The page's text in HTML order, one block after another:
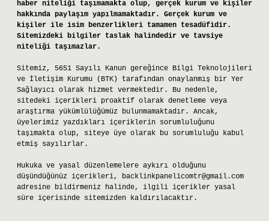
haber niteliği taşımamakta olup, gerçek kurum ve kişiler
hakkında paylaşım yapılmamaktadır. Gerçek kurum ve
kişiler ile isim benzerlikleri tamamen tesadüfidir.
Sitemizdeki bilgiler taslak halindedir ve tavsiye
niteliği taşımazlar.
Sitemiz, 5651 Sayılı Kanun gereğince Bilgi Teknolojileri
ve İletişim Kurumu (BTK) tarafından onaylanmış bir Yer
Sağlayıcı olarak hizmet vermektedir. Bu nedenle,
sitedeki içerikleri proaktif olarak denetleme veya
araştırma yükümlülüğümüz bulunmamaktadır. Ancak,
üyelerimiz yazdıkları içeriklerin sorumluluğunu
taşımakta olup, siteye üye olarak bu sorumluluğu kabul
etmiş sayılırlar.
Hukuka ve yasal düzenlemelere aykırı olduğunu
düşündüğünüz içerikleri, backlinkpanelicomtr@gmail.com
adresine bildirmeniz halinde, ilgili içerikler yasal
süre içerisinde sitemizden kaldırılacaktır.